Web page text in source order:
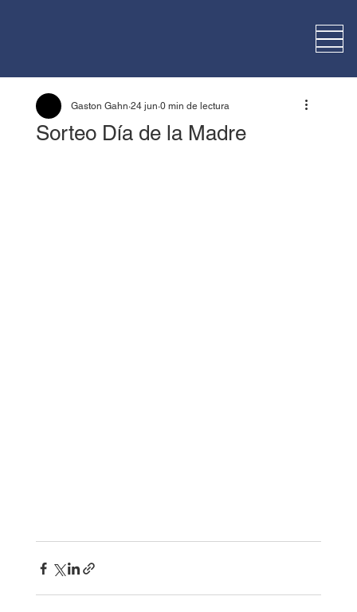
Sorteo Día de la Madre
Gaston Gahn 24 jun 0 min de lectura